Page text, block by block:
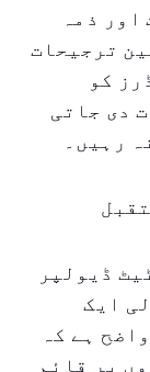
ذمہ
ترجیحات
کو
دی جاتی
رہیں۔
ڈیولپر
ایک
ہے کہ
پر قائم